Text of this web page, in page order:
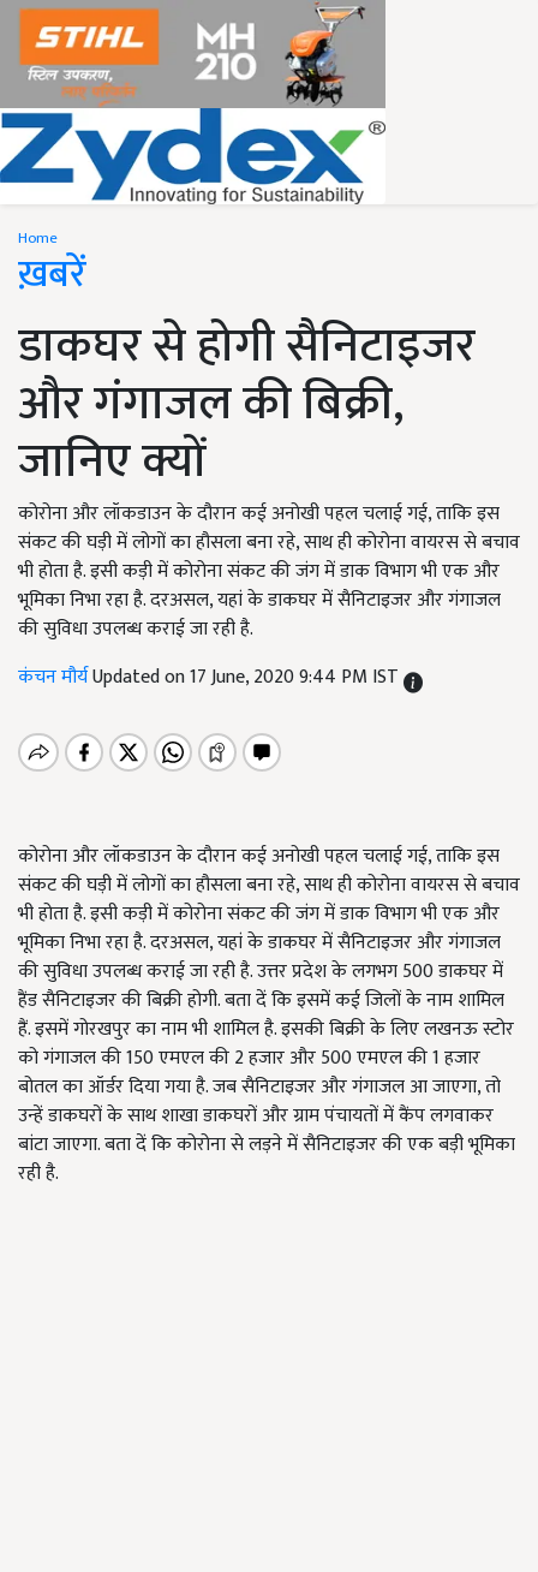
Home
ख़बरें
डाकघर से होगी सैनिटाइजर
और गंगाजल की बिक्री,
जानिए क्यों
कोरोना और लॉकडाउन के दौरान कई अनोखी पहल चलाई गई, ताकि इस
संकट की घड़ी में लोगों का हौसला बना रहे, साथ ही कोरोना वायरस से बचाव
भी होता है. इसी कड़ी में कोरोना संकट की जंग में डाक विभाग भी एक और
भूमिका निभा रहा है. दरअसल, यहां के डाकघर में सैनिटाइजर और गंगाजल
की सुविधा उपलब्ध कराई जा रही है.
कंचन मौर्यUpdated on 17 June, 2020 9:44 PM IST
कोरोना और लॉकडाउन के दौरान कई अनोखी पहल चलाई गई, ताकि इस
संकट की घड़ी में लोगों का हौसला बना रहे, साथ ही कोरोना वायरस से बचाव
भी होता है. इसी कड़ी में कोरोना संकट की जंग में डाक विभाग भी एक और
भूमिका निभा रहा है. दरअसल, यहां के डाकघर में सैनिटाइजर और गंगाजल
की सुविधा उपलब्ध कराई जा रही है. उत्तर प्रदेश के लगभग 500 डाकघर में
हैंड सैनिटाइजर की बिक्री होगी. बता दें कि इसमें कई जिलों के नाम शामिल
हैं. इसमें गोरखपुर का नाम भी शामिल है. इसकी बिक्री के लिए लखनऊ स्टोर
को गंगाजल की 150 एमएल की 2 हजार और 500 एमएल की 1 हजार
बोतल का ऑर्डर दिया गया है. जब सैनिटाइजर और गंगाजल आ जाएगा, तो
उन्हें डाकघरों के साथ शाखा डाकघरों और ग्राम पंचायतों में कैंप लगवाकर
बांटा जाएगा. बता दें कि कोरोना से लड़ने में सैनिटाइजर की एक बड़ी भूमिका
रही है.